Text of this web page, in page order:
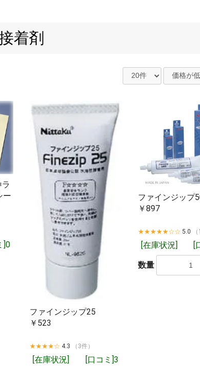
着剤
ー
]0
ファインジップ25
￥523
★★★★☆ 4.3 （3件）
[在庫状況] [口コミ]3
ファインジップ
￥897
★★★★★☆☆ 5.0
[在庫状況] [
数量
入荷いたします。問屋に在庫があ